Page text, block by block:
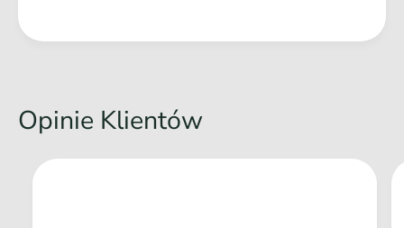
Opinie Klientów